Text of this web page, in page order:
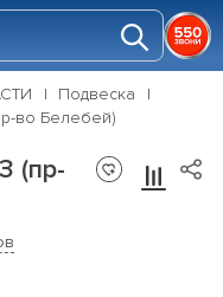
Подвеска
во Белебей)
(пр-